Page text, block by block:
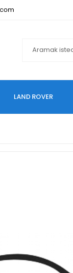
LAND ROVER